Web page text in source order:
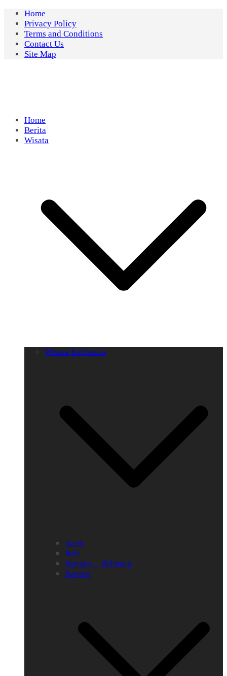
Skip
content
Home
Privacy Policy
Terms and Conditions
Contact Us
Site Map
Home
Berita
Wisata
Wisata Indonesia
Aceh
Bali
Bangka – Belitung
Banten